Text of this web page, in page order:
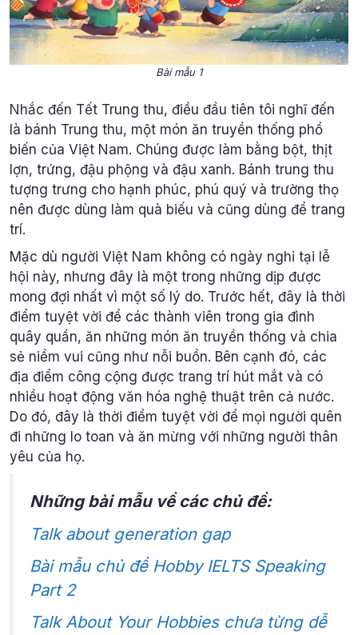
Bài mẫu 1
Nhắc đến Tết Trung thu, điều đầu tiên tôi nghĩ đến
là bánh Trung thu, một món ăn truyền thống phổ
biến của Việt Nam. Chúng được làm bằng bột, thịt
lợn, trứng, đậu phộng và đậu xanh. Bánh trung thu
tượng trưng cho hạnh phúc, phú quý và trường thọ
nên được dùng làm quà biếu và cũng dùng để trang
trí.
Mặc dù người Việt Nam không có ngày nghỉ tại lễ
hội này, nhưng đây là một trong những dịp được
mong đợi nhất vì một số lý do. Trước hết, đây là thời
điểm tuyệt vời để các thành viên trong gia đình
quây quần, ăn những món ăn truyền thống và chia
sẻ niềm vui cũng như nỗi buồn. Bên cạnh đó, các
địa điểm công cộng được trang trí hút mắt và có
nhiều hoạt động văn hóa nghệ thuật trên cả nước.
Do đó, đây là thời điểm tuyệt vời để mọi người quên
đi những lo toan và ăn mừng với những người thân
yêu của họ.
Những bài mẫu về các chủ đề:
Talk about generation gap
Bài mẫu chủ đề Hobby IELTS Speaking
Part 2
Talk About Your Hobbies chưa từng dễ